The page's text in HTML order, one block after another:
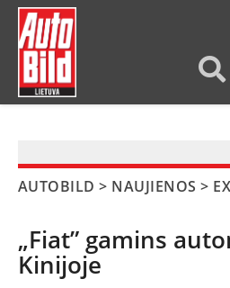
AUTOBILD > NAUJIENOS >
„Fiat” gamins
Kinijoje